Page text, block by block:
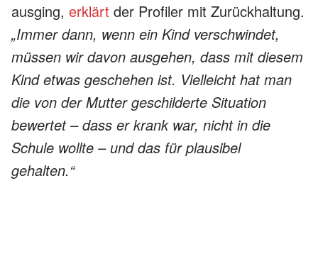
ausging, erklärt der Profiler mit Zurückhaltung.
„Immer dann, wenn ein Kind verschwindet,
müssen wir davon ausgehen, dass mit diesem
Kind etwas geschehen ist. Vielleicht hat man
die von der Mutter geschilderte Situation
bewertet – dass er krank war, nicht in die
Schule wollte – und das für plausibel
gehalten.“